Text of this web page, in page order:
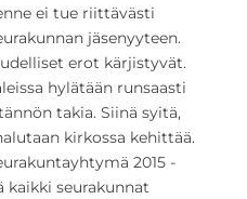
ei tue riittävästi
jäsenyyteen.
erot kärjistyvät.
hylätään runsaasti
takia. Siinä syitä,
kirkossa kehittää.
2015 -
kaikki seurakunnat